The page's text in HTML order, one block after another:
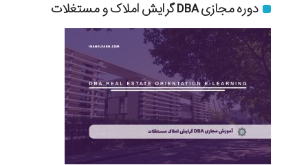
دوره مجازی DBA گرایش املاک و مستغلات